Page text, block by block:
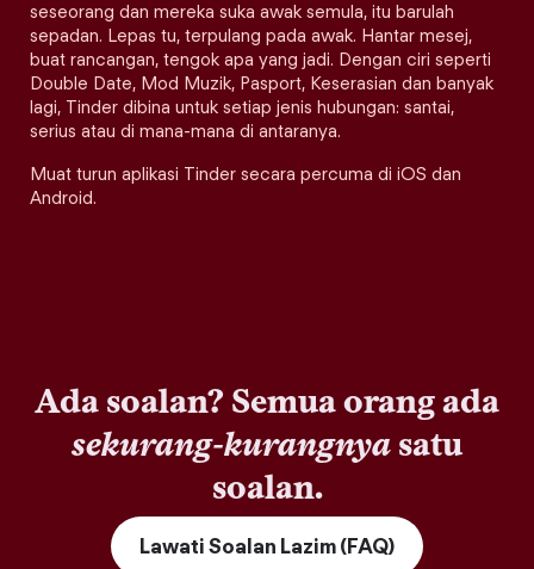
seseorang dan mereka suka awak semula, itu barulah
sepadan. Lepas tu, terpulang pada awak. Hantar mesej,
buat rancangan, tengok apa yang jadi. Dengan ciri seperti
Double Date, Mod Muzik, Pasport, Keserasian dan banyak
lagi, Tinder dibina untuk setiap jenis hubungan: santai,
serius atau di mana-mana di antaranya.
Muat turun aplikasi Tinder secara percuma di iOS dan
Android.
Ada soalan? Semua orang ada
sekurang-kurangnya satu
soalan.
Lawati Soalan Lazim (FAQ)